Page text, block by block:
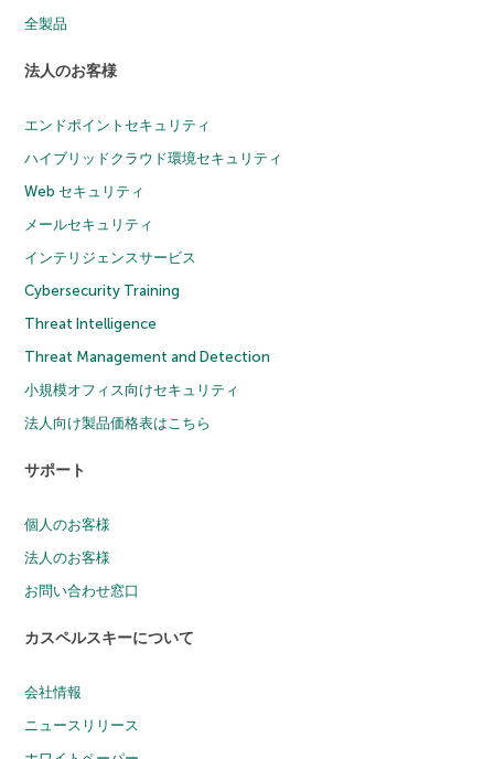
全製品
法人のお客様
エンドポイントセキュリティ
ハイブリッドクラウド環境セキュリティ
Web セキュリティ
メールセキュリティ
インテリジェンスサービス
Cybersecurity Training
Threat Intelligence
Threat Management and Detection
小規模オフィス向けセキュリティ
法人向け製品価格表はこちら
サポート
個人のお客様
法人のお客様
お問い合わせ窓口
カスペルスキーについて
会社情報
ニュースリリース